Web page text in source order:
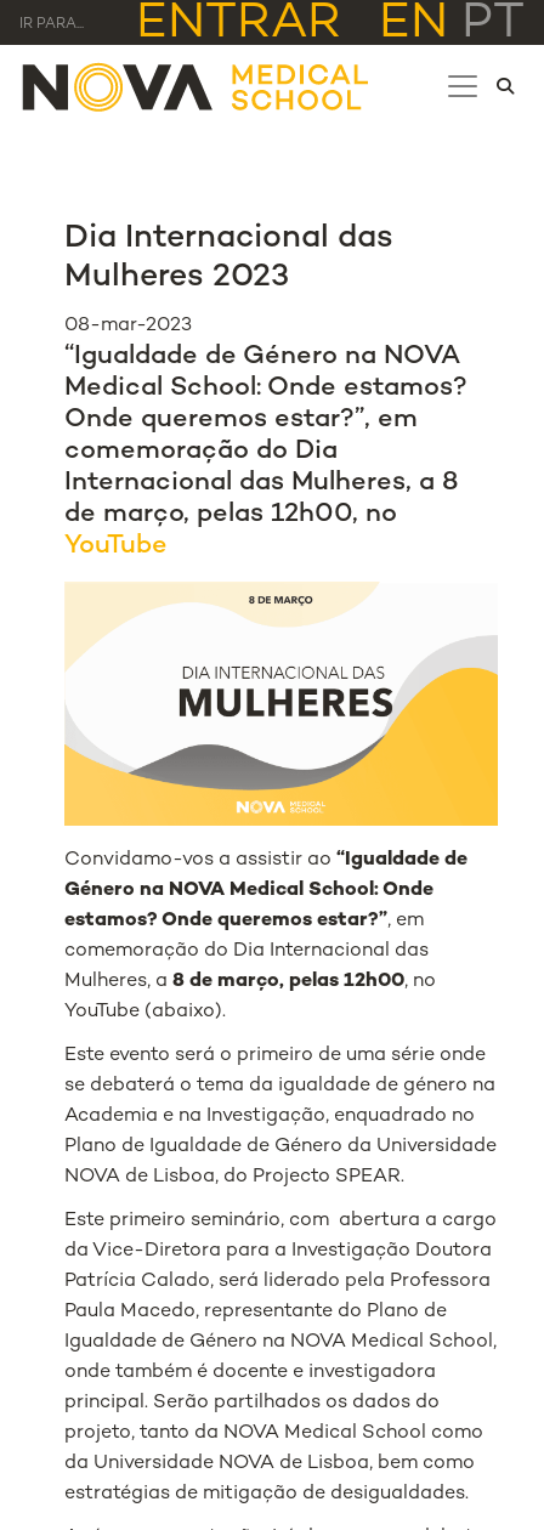
IR PARA... ENTRAR EN PT
Dia Internacional das
Mulheres 2023
08-mar-2023
“Igualdade de Género na NOVA
Medical School: Onde estamos?
Onde queremos estar?”, em
comemoração do Dia
Internacional das Mulheres, a 8
de março, pelas 12h00, no
YouTube
Convidamo-vos a assistir ao “Igualdade de
Género na NOVA Medical School: Onde
estamos? Onde queremos estar?”, em
comemoração do Dia Internacional das
Mulheres, a8 de março, pelas 12h00, no
YouTube (abaixo).
Este evento será o primeiro de uma série onde
se debaterá o tema da igualdade de género na
Academia e na Investigação, enquadrado no
Plano de Igualdade de Género da Universidade
NOVA de Lisboa, do Projecto SPEAR.
Este primeiro seminário, com abertura a cargo
da Vice-Diretora para a Investigação Doutora
Patrícia Calado, será liderado pela Professora
Paula Macedo, representante do Plano de
Igualdade de Género na NOVA Medical School,
onde também é docente e investigadora
principal. Serão partilhados os dados do
projeto, tanto da NOVA Medical School como
da Universidade NOVA de Lisboa, bem como
estratégias de mitigação de desigualdades.